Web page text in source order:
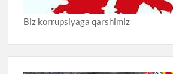
Biz korrupsiyaga qarshimiz